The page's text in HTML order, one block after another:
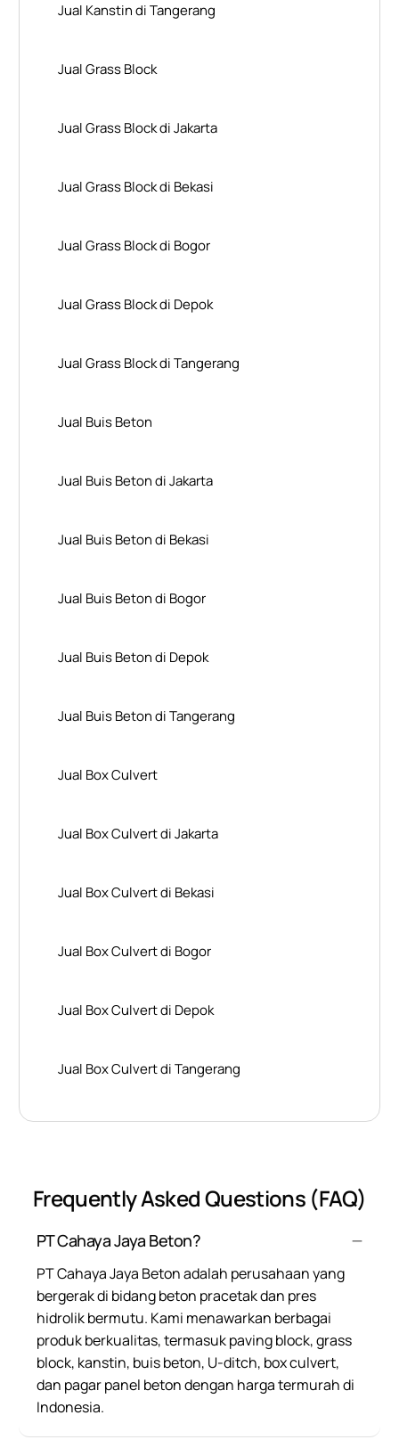
Jual Kanstin di Tangerang
Jual Grass Block
Jual Grass Block di Jakarta
Jual Grass Block di Bekasi
Jual Grass Block di Bogor
Jual Grass Block di Depok
Jual Grass Block di Tangerang
Jual Buis Beton
Jual Buis Beton di Jakarta
Jual Buis Beton di Bekasi
Jual Buis Beton di Bogor
Jual Buis Beton di Depok
Jual Buis Beton di Tangerang
Jual Box Culvert
Jual Box Culvert di Jakarta
Jual Box Culvert di Bekasi
Jual Box Culvert di Bogor
Jual Box Culvert di Depok
Jual Box Culvert di Tangerang
Frequently Asked Questions (FAQ)
PT Cahaya Jaya Beton?
PT Cahaya Jaya Beton adalah perusahaan yang
bergerak di bidang beton pracetak dan pres
hidrolik bermutu. Kami menawarkan berbagai
produk berkualitas, termasuk paving block, grass
block, kanstin, buis beton, U-ditch, box culvert,
dan pagar panel beton dengan harga termurah di
Indonesia.